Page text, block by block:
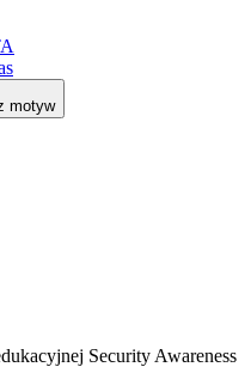
motyw
Security Awareness